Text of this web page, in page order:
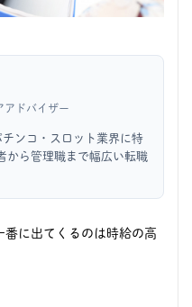
アドバイザー
ンコ・スロット業界に特
から管理職まで幅広い転職
に出てくるのは時給の高